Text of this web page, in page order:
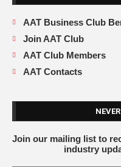
AAT Business Club
Join AAT Club
AAT Club Members
AAT Contacts
Join our mailing list to
industry